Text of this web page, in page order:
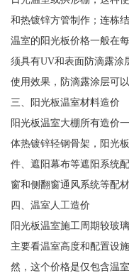
和热镀锌方管制作；连栋
温室的阳光板价格一般在
须具有UV和表面防滴露涂
使用效果，防滴露涂层可
三、阳光板温室材料造价
阳光板温室大棚所有造价
体热镀锌轻钢骨架，阳光
件、遮阳幕布等遮阳系统
窗和侧翻窗通风系统等配
四、温室人工造价
阳光板温室施工周期较玻
主要看温室高度和配置设
然，这个价格是仅包含温